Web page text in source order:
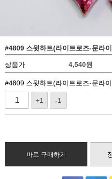
#4809 스윗하트(라이트로즈-문라
상품가 4,540원
#4809 스윗하트(라이트로즈-문라
+1 -1
바로 구매하기